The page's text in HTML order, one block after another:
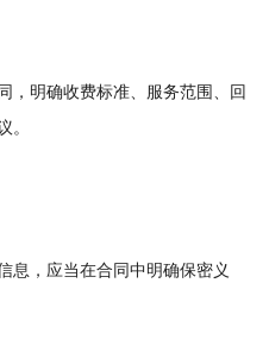
明确收费标准、服务范围、回
。
，应当在合同中明确保密义